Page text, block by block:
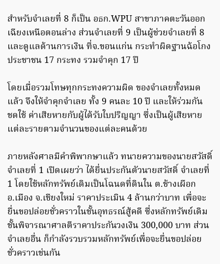
สำหรับจำเลยที่ 8 ก็เป็น อธก.WPU สาขาภาคตะวันออก
เฉียงเหนือตอนล่าง ส่วนจำเลยที่ 9 เป็นผู้ช่วยจำเลยที่ 8
และดูแลด้านการเงิน ที่จ.ขอนแก่น กระทำผิดฐานฉ้อโกง
ประชาชน 17 กระทง รวมจำคุก 17 ปี
โดยเมื่อรวมโทษทุกกระทงความผิด ของจำเลยทั้งหมด
แล้ว จึงให้จำคุกจำเลย ทั้ง 9 คนละ 10 ปี และให้ร่วมกัน
ชดใช้ ค่าเสียหายกับผู้ได้รับใบปริญญา ซึ่งเป็นผู้เสียหาย
แต่ละรายตามจำนวนของแต่ละคนด้วย
ภายหลังศาลมีคำพิพากษาแล้ว ทนายความของนายสวัสดิ์
จำเลยที่ 1 เปิดเผยว่า ได้ยื่นประกันตัวนายสวัสดิ์ จำเลยที่
1 โดยใช้หลักทรัพย์เดิมเป็นโฉนดที่ดินใน ต.ช้างเผือก
อ.เมือง จ.เชียงใหม่ ราคาประเมิน 4 ล้านกว่าบาท เพื่อจะ
ยื่นขอปล่อยชั่วคราวในชั้นอุทธรณ์สู้คดี ซึ่งหลักทรัพย์เดิม
ชั้นพิจารณาศาลตีราคาประกันวงเงิน 300,000 บาท ส่วน
จำเลยอื่น ก็กำลังรวบรวมหลักทรัพย์เพื่อจะยื่นขอปล่อย
ชั่วคราวเช่นกัน